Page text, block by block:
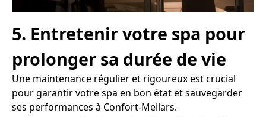
5. Entretenir votre spa pour
prolonger sa durée de vie
Une maintenance régulier et rigoureux est crucial
pour garantir votre spa en bon état et sauvegarder
ses performances à Confort-Meilars.